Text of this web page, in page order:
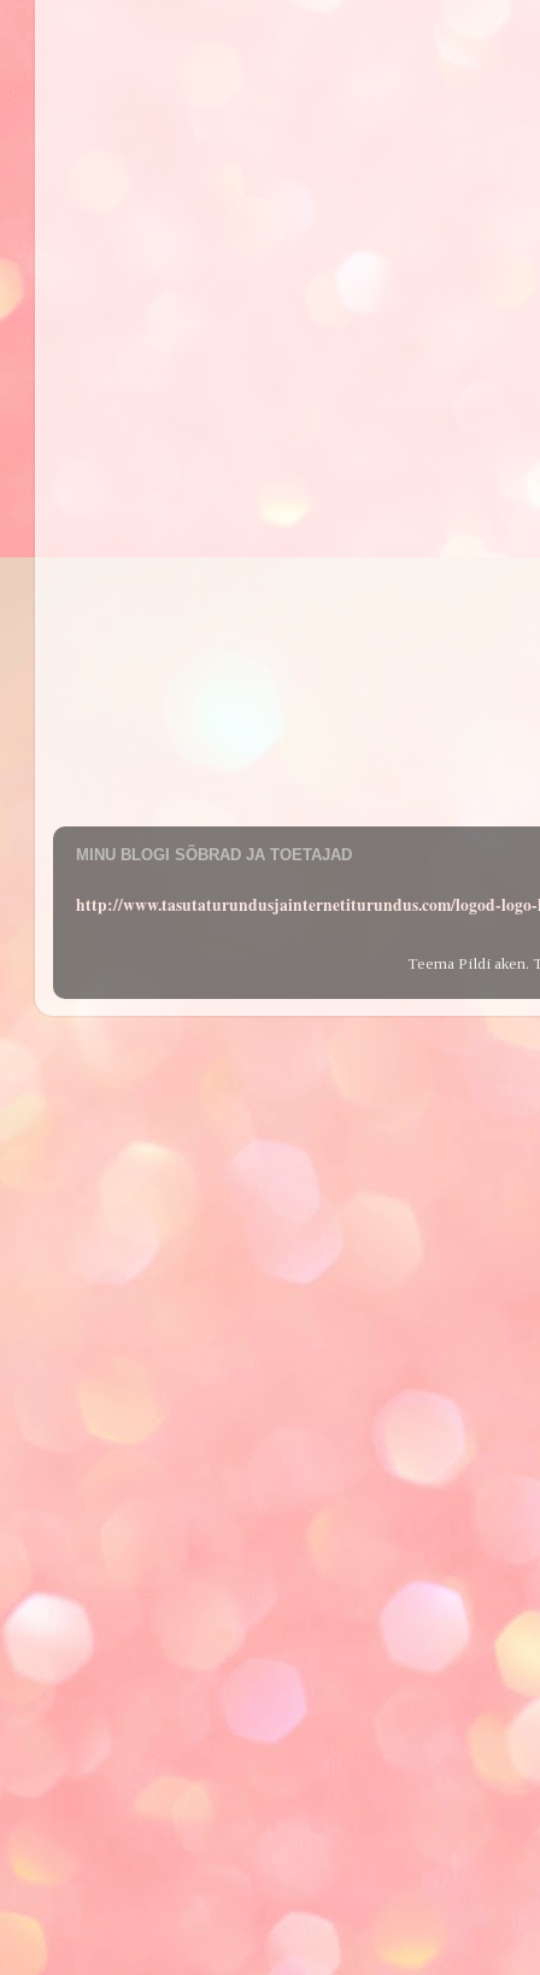
MINU BLOGI SÕBRAD JA TOETAJAD
http://www.tasutaturundusjainternetiturundus.com/logod-
Teema Pildi aken.